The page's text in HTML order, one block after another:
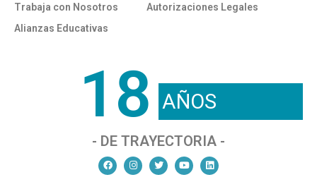
Trabaja con Nosotros
Autorizaciones Legales
Alianzas Educativas
18 AÑOS
- DE TRAYECTORIA -